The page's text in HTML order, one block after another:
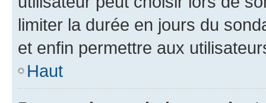
limiter la durée en jours du
et enfin permettre aux
Haut